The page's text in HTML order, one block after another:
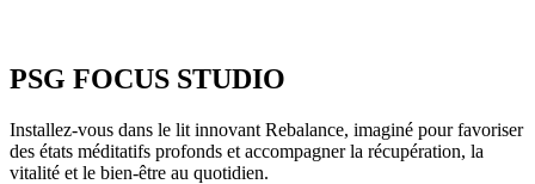
PSG FOCUS STUDIO
Installez-vous dans le lit innovant Rebalance, imaginé pour favoriser
des états méditatifs profonds et accompagner la récupération, la
vitalité et le bien-être au quotidien.